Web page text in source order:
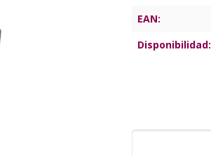
EAN:
Disponibilidad: